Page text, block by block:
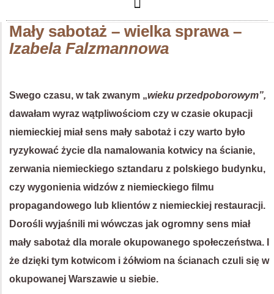
Mały sabotaż – wielka sprawa –
Izabela Falzmannowa
Swego czasu, w tak zwanym „wieku przedpoborowym”,
dawałam wyraz wątpliwościom czy w czasie okupacji
niemieckiej miał sens mały sabotaż i czy warto było
ryzykować życie dla namalowania kotwicy na ścianie,
zerwania niemieckiego sztandaru z polskiego budynku,
czy wygonienia widzów z niemieckiego filmu
propagandowego lub klientów z niemieckiej restauracji.
Dorośli wyjaśnili mi wówczas jak ogromny sens miał
mały sabotaż dla morale okupowanego społeczeństwa. I
że dzięki tym kotwicom i żółwiom na ścianach czuli się w
okupowanej Warszawie u siebie.